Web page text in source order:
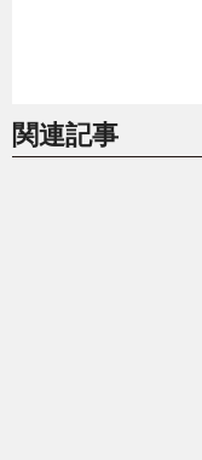
関連記事